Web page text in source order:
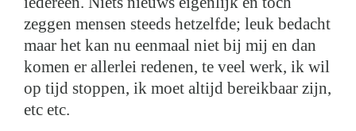
zeggen mensen steeds hetzelfde; leuk bedacht
maar het kan nu eenmaal niet bij mij en dan
komen er allerlei redenen, te veel werk, ik wil
op tijd stoppen, ik moet altijd bereikbaar zijn,
etc etc.